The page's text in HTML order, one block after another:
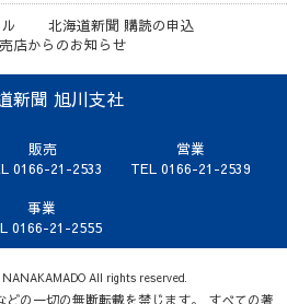
北海道新聞 購読の申込
店からのお知らせ
新聞 旭川支社
販売
0166-21-2533
営業
TEL 0166-21-2539
事業
0166-21-2555
All rights reserved.
の一切の無断転載を禁じます。 すべての著